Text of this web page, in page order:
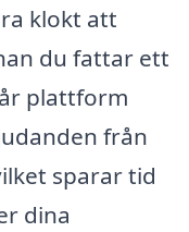
klokt att
du fattar ett
plattform
från
sparar tid
dina